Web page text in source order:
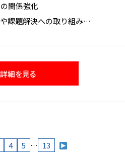
関係強化
課題解決への取り組み
詳細を見る
4 5 … 13